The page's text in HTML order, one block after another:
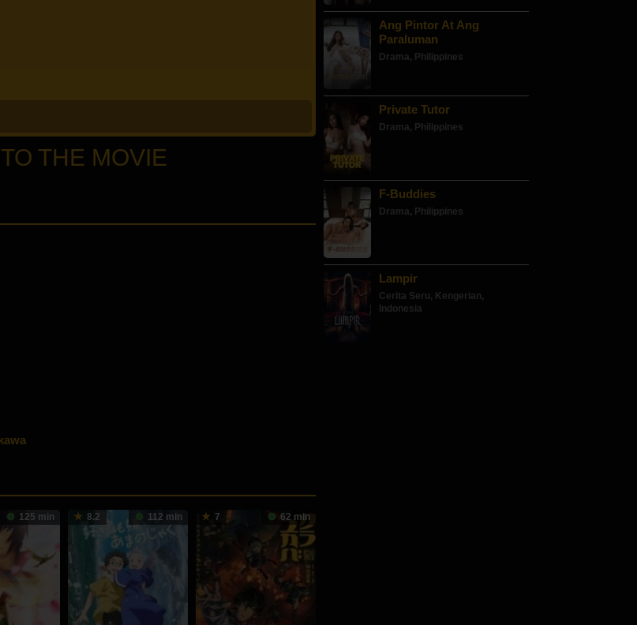
THE MOVIE
125 min 8.2 112 min 7 62 min
Ang Pintor At Ang
Paraluman
Drama, Philippines
Private Tutor
Drama, Philippines
F-Buddies
Drama, Philippines
Lampir
Cerita Seru, Kengerian,
Indonesia